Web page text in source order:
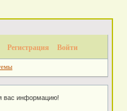
Регистрация Войти
вас информацию!